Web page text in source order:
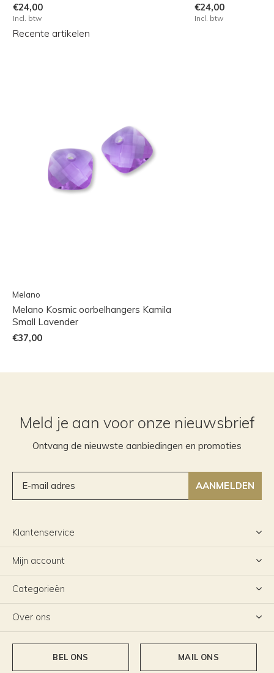
€24,00
Incl. btw
€24,00
Incl. btw
Recente artikelen
Melano
Melano Kosmic oorbelhangers Kamila
Small Lavender
€37,00
Meld je aan voor onze nieuwsbrief
Ontvang de nieuwste aanbiedingen en promoties
AANMELDEN
Klantenservice
Mijn account
Categorieën
Over ons
BEL ONS MAIL ONS